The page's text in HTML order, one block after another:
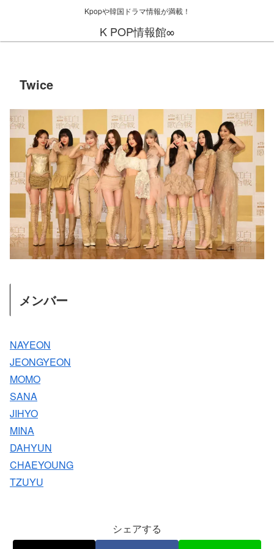
Kpopや韓国ドラマ情報が満載！
K POP情報館∞
Twice
メンバー
NAYEON
JEONGYEON
MOMO
SANA
JIHYO
MINA
DAHYUN
CHAEYOUNG
TZUYU
シェアする